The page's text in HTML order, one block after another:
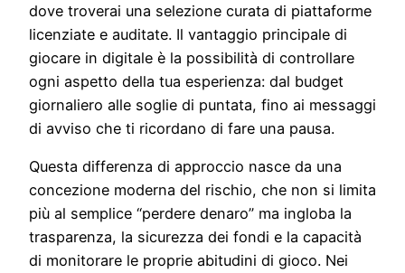
dove troverai una selezione curata di piattaforme
licenziate e auditate. Il vantaggio principale di
giocare in digitale è la possibilità di controllare
ogni aspetto della tua esperienza: dal budget
giornaliero alle soglie di puntata, fino ai messaggi
di avviso che ti ricordano di fare una pausa.
Questa differenza di approccio nasce da una
concezione moderna del rischio, che non si limita
più al semplice “perdere denaro” ma ingloba la
trasparenza, la sicurezza dei fondi e la capacità
di monitorare le proprie abitudini di gioco. Nei